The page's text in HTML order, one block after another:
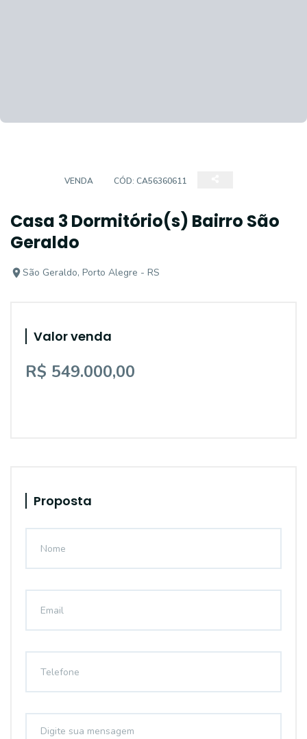
VENDA CÓD: CA56360611
Casa 3 Dormitório(s) Bairro São
Geraldo
São Geraldo, Porto Alegre - RS
Valor venda
R$ 549.000,00
Proposta